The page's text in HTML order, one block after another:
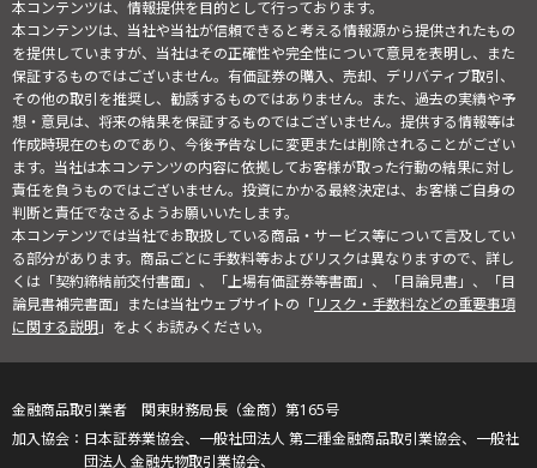
本コンテンツは、情報提供を目的として行っております。
本コンテンツは、当社や当社が信頼できると考える情報源から提供されたもの
を提供していますが、当社はその正確性や完全性について意見を表明し、また
保証するものではございません。有価証券の購入、売却、デリバティブ取引、
その他の取引を推奨し、勧誘するものではありません。また、過去の実績や予
想・意見は、将来の結果を保証するものではございません。提供する情報等は
作成時現在のものであり、今後予告なしに変更または削除されることがござい
ます。当社は本コンテンツの内容に依拠してお客様が取った行動の結果に対し
責任を負うものではございません。投資にかかる最終決定は、お客様ご自身の
判断と責任でなさるようお願いいたします。
本コンテンツでは当社でお取扱している商品・サービス等について言及してい
る部分があります。商品ごとに手数料等およびリスクは異なりますので、詳し
くは「契約締結前交付書面」、「上場有価証券等書面」、「目論見書」、「目
論見書補完書面」または当社ウェブサイトの「リスク・手数料などの重要事項
に関する説明」をよくお読みください。
金融商品取引業者 関東財務局長（金商）第165号
日本証券業協会、一般社団法人 第二種金融商品取引業協会、一般社
団法人 金融先物取引業協会、